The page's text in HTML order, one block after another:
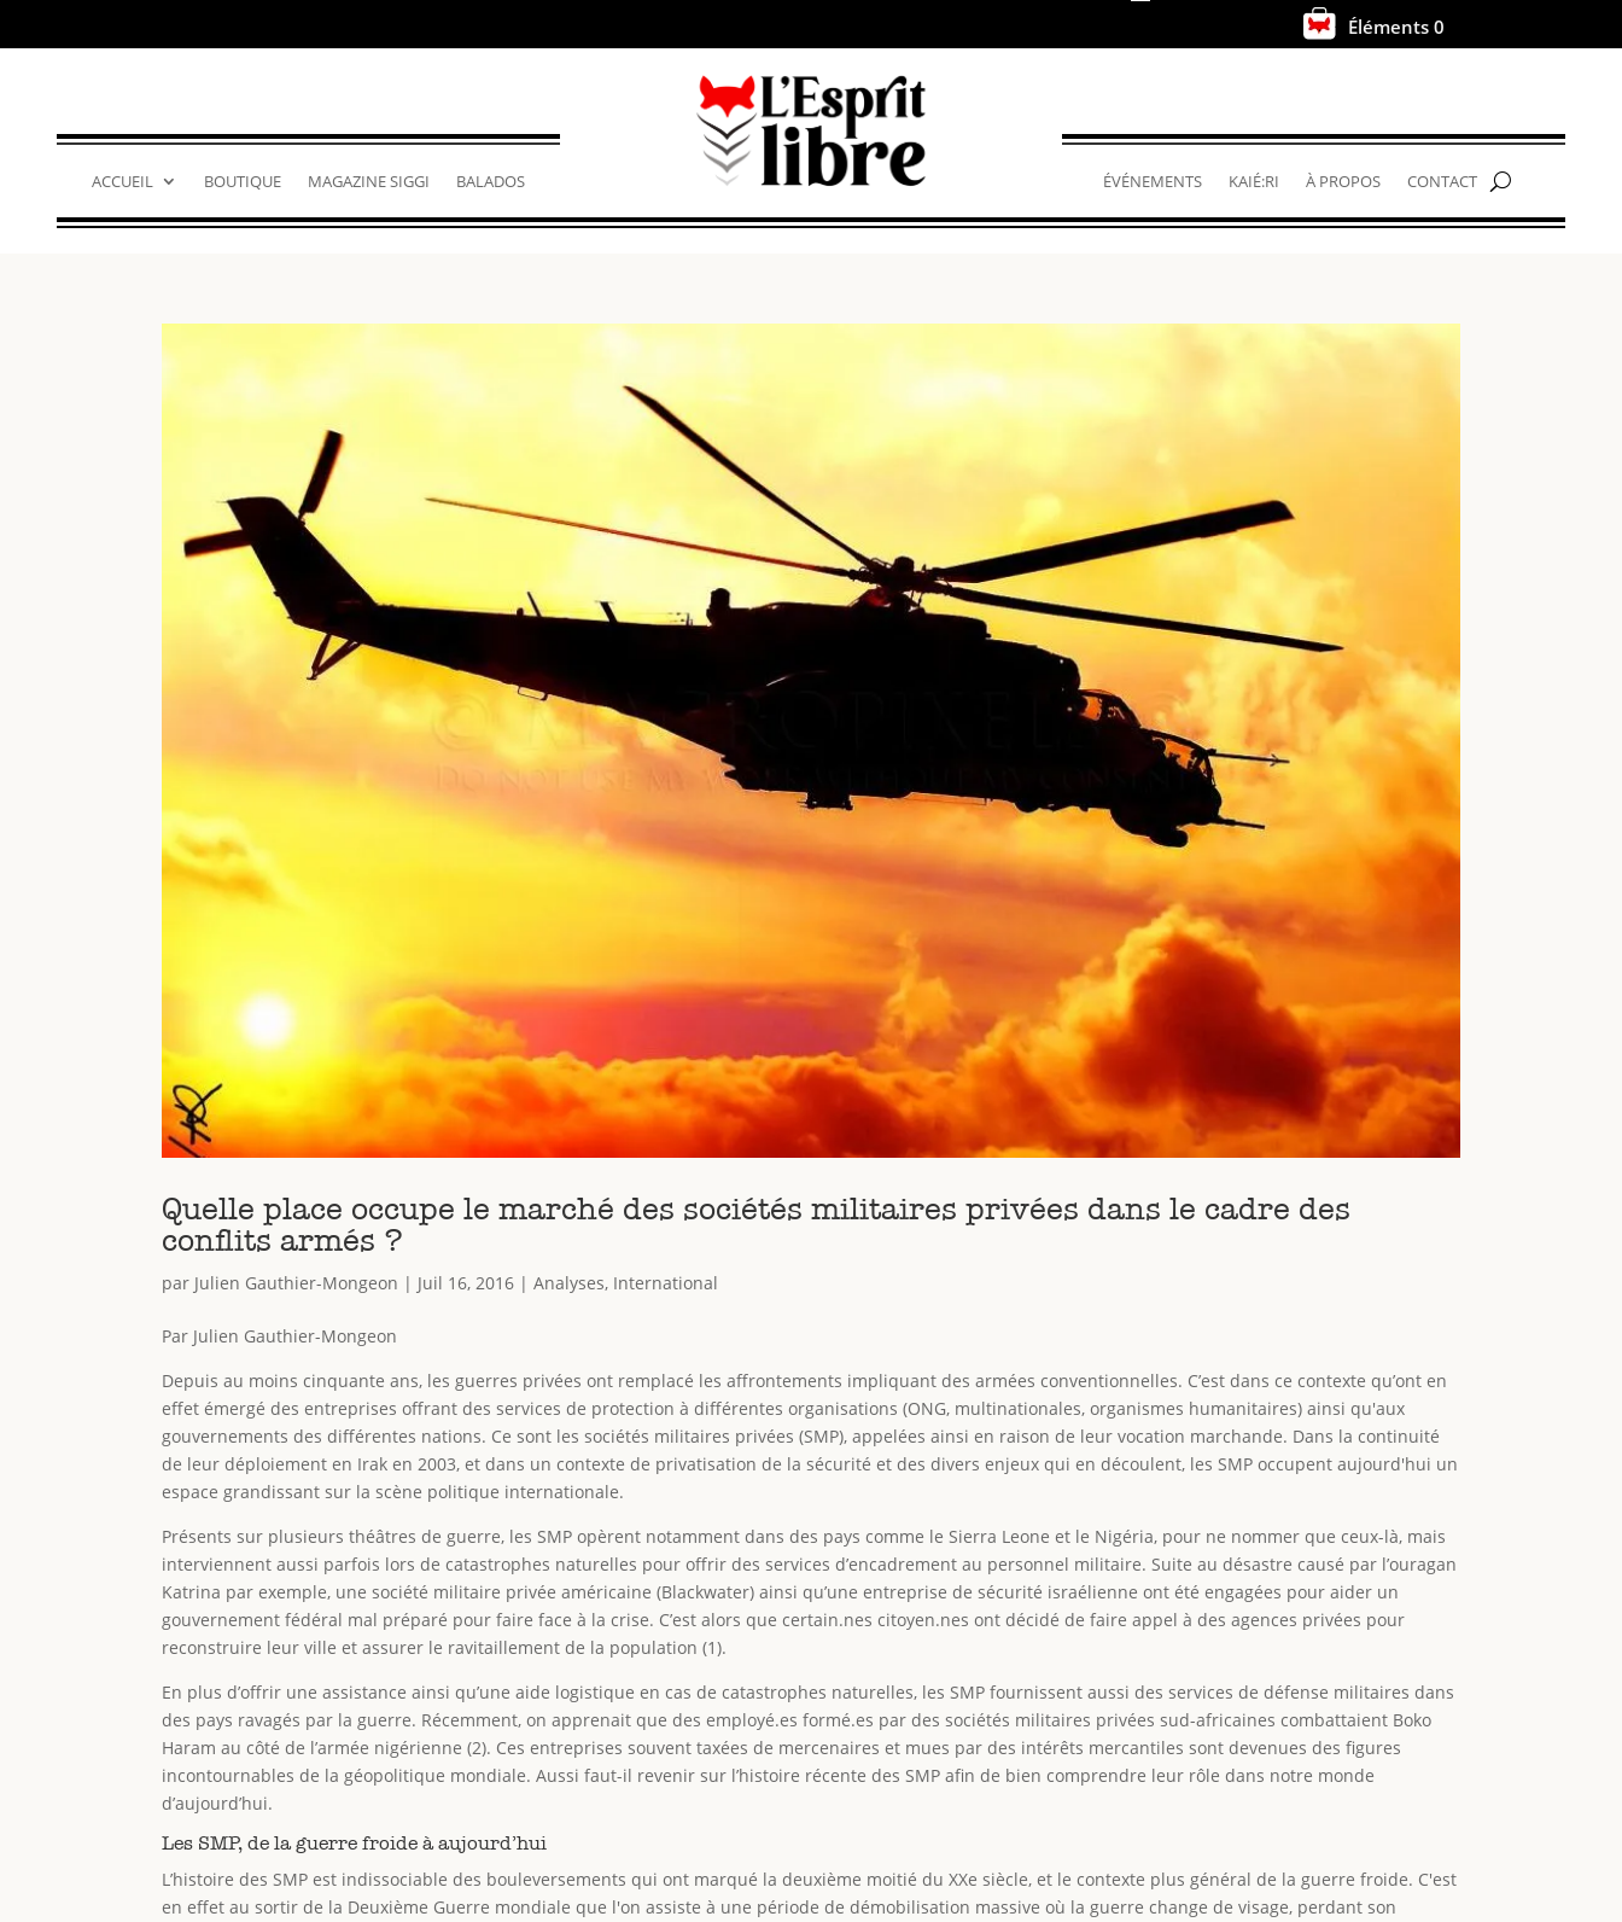
. Éléments 0
ACCUEIL BOUTIQUE MAGAZINE SIGGI BALADOS ÉVÉNEMENTS KAIÉ:RI À PROPOS CONTACT
Quelle place occupe le marché des sociétés militaires privées dans le cadre des
conflits armés ?
par Julien Gauthier-Mongeon | Juil 16, 2016 |Analyses, International
Par Julien Gauthier-Mongeon
Depuis au moins cinquante ans, les guerres privées ont remplacé les affrontements impliquant des armées conventionnelles. C’est dans ce contexte qu’ont en
effet émergé des entreprises offrant des services de protection à différentes organisations (ONG, multinationales, organismes humanitaires) ainsi qu'aux
gouvernements des différentes nations. Ce sont les sociétés militaires privées (SMP), appelées ainsi en raison de leur vocation marchande. Dans la continuité
de leur déploiement en Irak en 2003, et dans un contexte de privatisation de la sécurité et des divers enjeux qui en découlent, les SMP occupent aujourd'hui un
espace grandissant sur la scène politique internationale.
Présents sur plusieurs théâtres de guerre, les SMP opèrent notamment dans des pays comme le Sierra Leone et le Nigéria, pour ne nommer que ceux-là, mais
interviennent aussi parfois lors de catastrophes naturelles pour offrir des services d’encadrement au personnel militaire. Suite au désastre causé par l’ouragan
Katrina par exemple, une société militaire privée américaine (Blackwater) ainsi qu’une entreprise de sécurité israélienne ont été engagées pour aider un
gouvernement fédéral mal préparé pour faire face à la crise. C’est alors que certain.nes citoyen.nes ont décidé de faire appel à des agences privées pour
reconstruire leur ville et assurer le ravitaillement de la population (1).
En plus d’offrir une assistance ainsi qu’une aide logistique en cas de catastrophes naturelles, les SMP fournissent aussi des services de défense militaires dans
des pays ravagés par la guerre. Récemment, on apprenait que des employé.es formé.es par des sociétés militaires privées sud-africaines combattaient Boko
Haram au côté de l’armée nigérienne (2). Ces entreprises souvent taxées de mercenaires et mues par des intérêts mercantiles sont devenues des figures
incontournables de la géopolitique mondiale. Aussi faut-il revenir sur l’histoire récente des SMP afin de bien comprendre leur rôle dans notre monde
d’aujourd’hui.
Les SMP, de la guerre froide à aujourd’hui
L’histoire des SMP est indissociable des bouleversements qui ont marqué la deuxième moitié du XXe siècle, et le contexte plus général de la guerre froide. C'est
en effet au sortir de la Deuxième Guerre mondiale que l'on assiste à une période de démobilisation massive où la guerre change de visage, perdant son